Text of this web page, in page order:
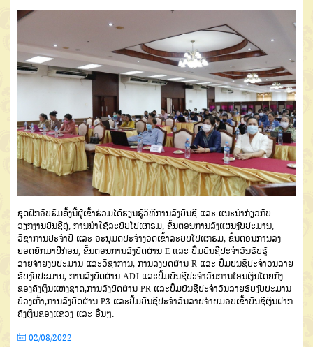
ຊຸດຝຶກອົບຮົມຄັ້ງນີ້ຜູ້ເຂົ້າຮ່ວມໄດ້ຮຽນຮູ້ວິທີການລົງບັນຊີ ແລະ ແນະນຳກ່ຽວກັບ
ວຽກງານບັນຊີຄູ່, ການນຳໃຊ້ລະບົບໂປແກຣມ, ຂັ້ນຕອນການລົງແຜນງົບປະມານ,
ວິຊາການປະຈຳປີ ແລະ ອະນຸມັດປະຈຳງວດເຂົ້າລະບົບໂປແກຣມ, ຂັ້ນຕອນການລົງ
ຍອດຍົກມາປີກ່ອນ, ຂັ້ນຕອນການລົງບັດຜ່ານ E ແລະ ປຶ້ມບັນຊີປະຈຳວັນຮັບຮູ້
ລາຍຈ່າຍງົບປະມານ ແລະວິຊາການ, ການລົງບັດຜ່ານ R ແລະ ປຶ້ມບັນຊີປະຈຳວັນລາຍ
ຮັບງົບປະມານ, ການລົງບັດຜ່ານ ADJ ແລະປຶ້ມບັນຊີປະຈຳວັນການໂອນເງິນໂດຍກົງ
ຂອງຄັງເງິນແຫ່ງຊາດ,ການລົງບັດຜ່ານ PR ແລະປຶ້ມບັນຊີປະຈຳວັນລາຍຮັບງົບປະມານ
ບ້ວງເກົ່າ,ການລົງບັດຜ່ານ P3 ແລະປຶ້ມບັນຊີປະຈຳວັນລາຍຈ່າຍມອບເຂົ້າບັນຊີເງິນຝາກ
ຄັງເງິນຂອງແຂວງ ແລະ ອື່ນໆ.
02/08/2022